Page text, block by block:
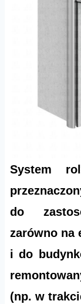
System
do
zarówno na
i do
(np. w